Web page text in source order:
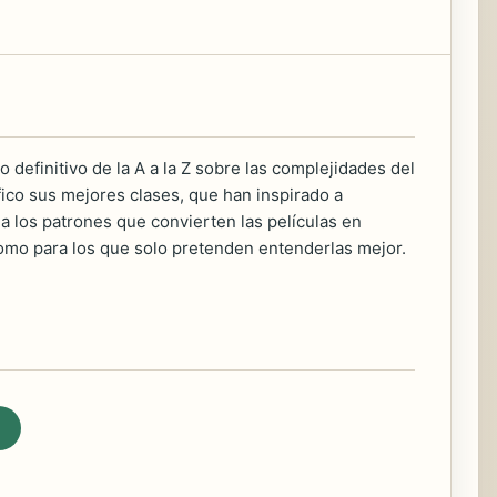
de la A a la Z sobre las complejidades del
sus mejores clases, que han inspirado a
los patrones que convierten las películas en
para los que solo pretenden entenderlas mejor.